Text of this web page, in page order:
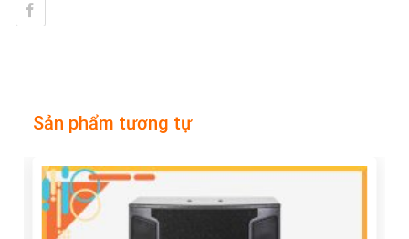
Sản phẩm tương tự